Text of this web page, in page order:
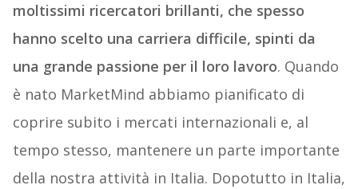
moltissimi ricercatori brillanti, che spesso
hanno scelto una carriera difficile, spinti da
una grande passione per il loro lavoro. Quando
è nato MarketMind abbiamo pianificato di
coprire subito i mercati internazionali e, al
tempo stesso, mantenere un parte importante
della nostra attività in Italia. Dopotutto in Italia,